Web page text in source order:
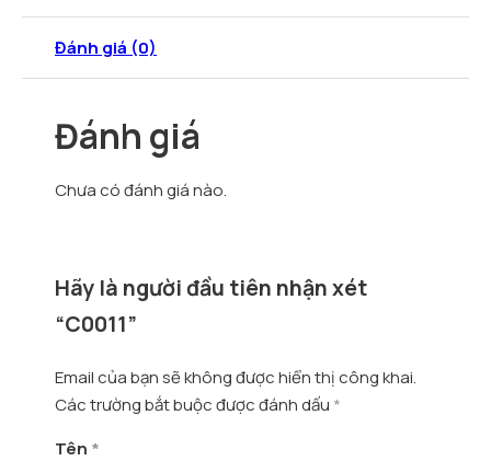
Đánh giá (0)
Đánh giá
Chưa có đánh giá nào.
Hãy là người đầu tiên nhận xét
“C0011”
Email của bạn sẽ không được hiển thị công khai.
Các trường bắt buộc được đánh dấu *
Tên *